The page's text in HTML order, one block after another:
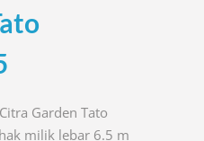
Garden Tato
milik lebar 6.5 m